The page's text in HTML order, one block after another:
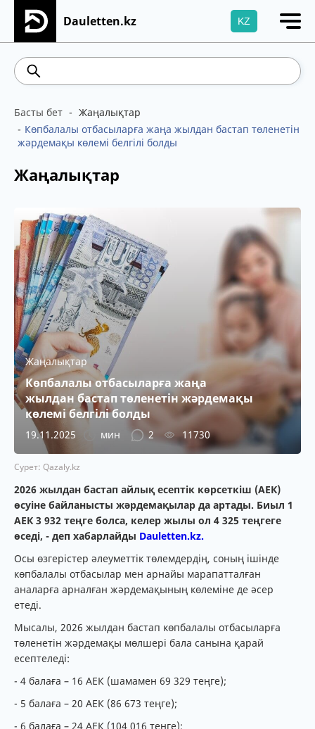
Dauletten.kz KZ
Сіздің өтінішіңіз сәтті жіберілді, Рақмет!
Басты бет
Жаңалықтар
Көпбалалы отбасыларға жаңа жылдан бастап төленетін
жәрдемақы көлемі белгілі болды
Жаңалықтар
Жаңалықтар
Көпбалалы отбасыларға жаңа
жылдан бастап төленетін жәрдемақы
көлемі белгілі болды
19.11.2025 мин 2 11730
Сурет: Qazaly.kz
2026 жылдан бастап айлық есептік көрсеткіш (АЕК)
өсуіне байланысты жәрдемақылар да артады. Биыл 1
АЕК 3 932 теңге болса, келер жылы ол 4 325 теңгеге
өседі, - деп хабарлайды Dauletten.kz.
Осы өзгерістер әлеуметтік төлемдердің, соның ішінде
көпбалалы отбасылар мен арнайы марапатталған
аналарға арналған жәрдемақының көлеміне де әсер
етеді.
Мысалы, 2026 жылдан бастап көпбалалы отбасыларға
төленетін жәрдемақы мөлшері бала санына қарай
есептеледі:
- 4 балаға – 16 АЕК (шамамен 69 329 теңге);
- 5 балаға – 20 АЕК (86 673 теңге);
- 6 балаға – 24 АЕК (104 016 теңге);